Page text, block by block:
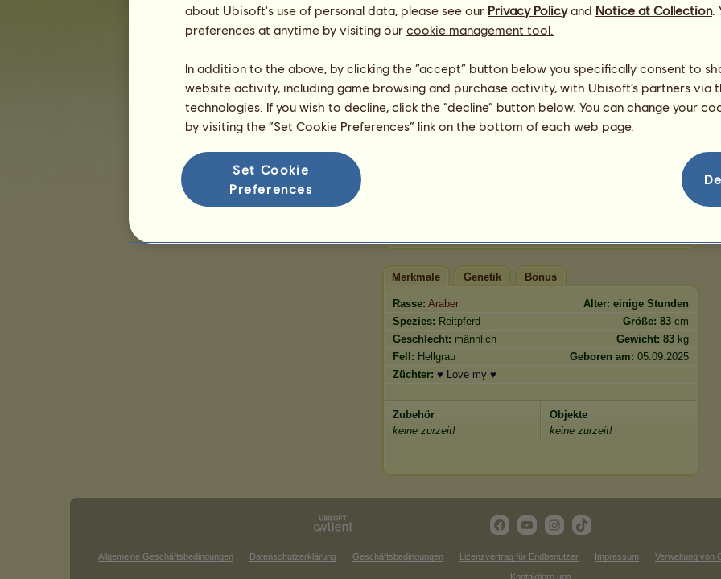
Die Platzierung für die Rasse
Die höchsten Auszeichnungen
Aron
♥ Love my ♥
08:00
Gesundheit
100%
Moral
94%
Fähigkeiten Insgesamt:
708.15
894.68
501.73
Merkmale Genetik Bonus
Rasse: Araber Alter: einige Stunden
Spezies: Reitpferd Größe: 83 cm
Geschlecht: männlich Gewicht: 83 kg
Fell: Hellgrau Geboren am: 05.09.2025
Züchter: ♥ Love my ♥
Zubehör
keine zurzeit!
Objekte
keine zurzeit!
Allgemeine Geschäftsbedingungen Datenschutzerklärung Geschäftsbedingungen Lizenzvertrag für Endbenutzer Impressum Verwaltung von
Kontaktiere uns
about Ubisoft's use of personal data, please see our Privacy Policyand Notice at Collection.
preferences at anytime by visiting our cookie management tool.
In addition to the above, by clicking the “accept” button below you specifically consent to
website activity, including game browsing and purchase activity, with Ubisoft’s partners via
technologies. If you wish to decline, click the “decline” button below. You can change your
by visiting the “Set Cookie Preferences” link on the bottom of each web page.
Set Cookie
Preferences